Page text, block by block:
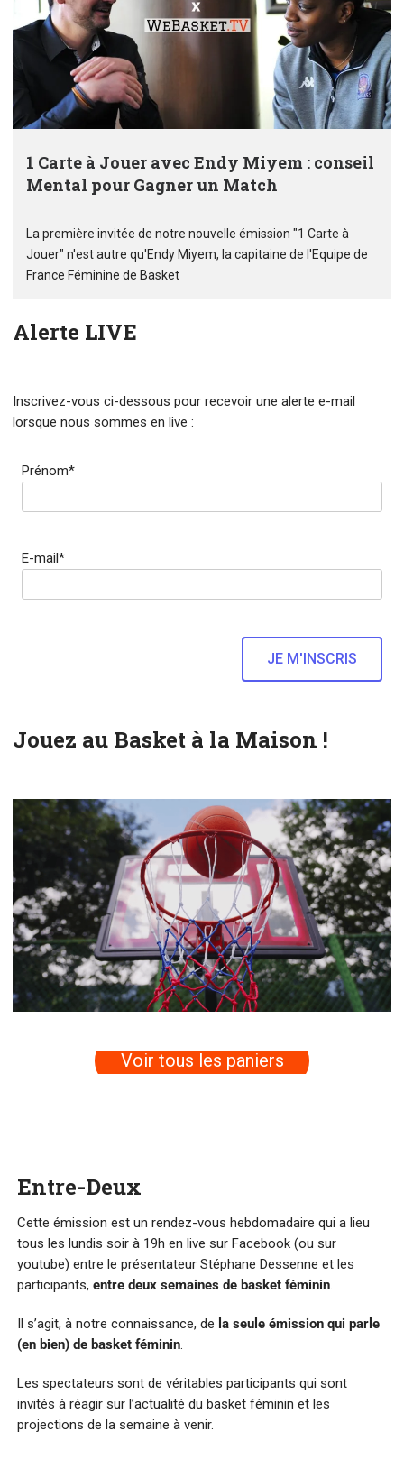
1 Carte à Jouer avec Endy Miyem : conseil
Mental pour Gagner un Match
La première invitée de notre nouvelle émission "1 Carte à
Jouer" n'est autre qu'Endy Miyem, la capitaine de l'Equipe de
France Féminine de Basket
Alerte LIVE
Inscrivez-vous ci-dessous pour recevoir une alerte e-mail
lorsque nous sommes en live :
Prénom*
E-mail*
Jouez au Basket à la Maison !
Voir tous les paniers
Entre-Deux
Cette émission est un rendez-vous hebdomadaire qui a lieu
tous les lundis soir à 19h en live sur Facebook (ou sur
youtube) entre le présentateur Stéphane Dessenne et les
participants, entre deux semaines de basket féminin.
Il s’agit, à notre connaissance, de la seule émission qui parle
(en bien) de basket féminin.
Les spectateurs sont de véritables participants qui sont
invités à réagir sur l’actualité du basket féminin et les
projections de la semaine à venir.